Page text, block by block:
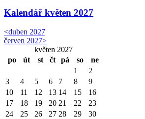
Kalendář květen 2027
<duben 2027
červen 2027>
květen 2027
po
út st čt pá so ne
1
2
3
4 5 6 7 8
9
10
11 12 13 14 15
16
17
18 19 20 21 22
23
24
25 26 27 28 29
30